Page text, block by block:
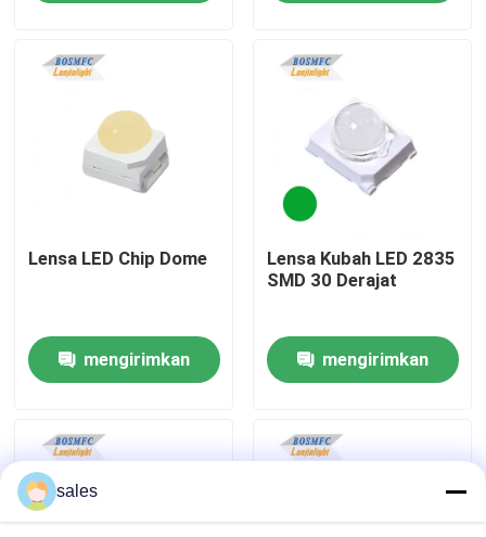
Tampilan VR
Tentang kita
Wisata pabrik
Hubungi kami
Berita
Semua Kasus
Lensa LED Chip Dome
mengirimkan
Lensa Kubah LED 2835
SMD 30 Derajat
mengirimkan
sales